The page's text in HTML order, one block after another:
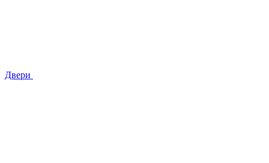
Двери